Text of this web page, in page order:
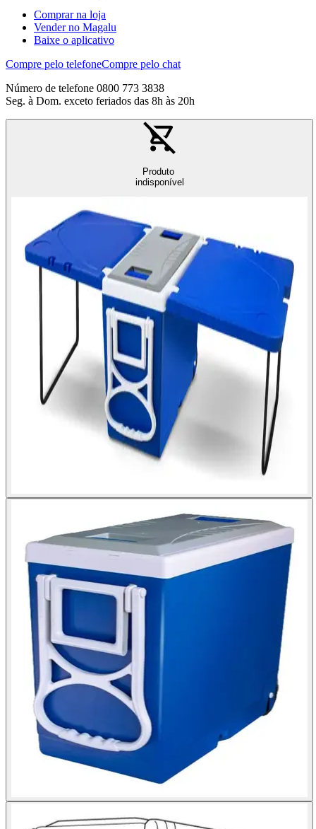
Comprar na loja
Vender no Magalu
Baixe o aplicativo
Compre pelo telefoneCompre pelo chat
Número de telefone 0800 773 3838
Seg. à Dom. exceto feriados das 8h às 20h
Produto
indisponível